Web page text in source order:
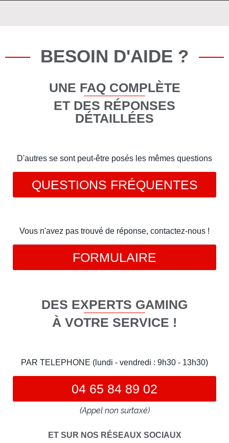
BESOIN D'AIDE ?
UNE FAQ COMPLÈTE
ET DES RÉPONSES
DÉTAILLÉES
D'autres se sont peut-être posés les mêmes questions
QUESTIONS FRÉQUENTES
Vous n'avez pas trouvé de réponse, contactez-nous !
FORMULAIRE
DES EXPERTS GAMING
À VOTRE SERVICE !
PAR TELEPHONE (lundi - vendredi : 9h30 - 13h30)
04 65 84 89 02
(Appel non surtaxé)
ET SUR NOS RÉSEAUX SOCIAUX